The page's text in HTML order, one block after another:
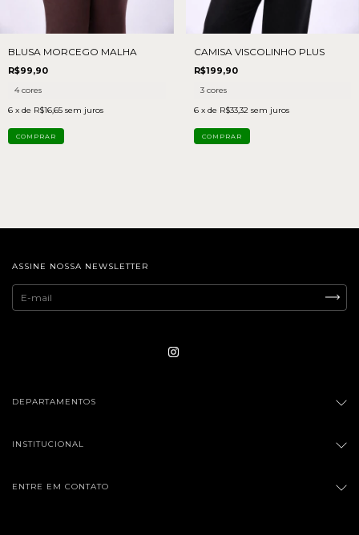
BLUSA MORCEGO MALHA
R$99,90
4 cores
6 x de R$16,65 sem juros
COMPRAR
CAMISA VISCOLINHO PLUS
R$199,90
3 cores
6 x de R$33,32 sem juros
COMPRAR
ASSINE NOSSA NEWSLETTER
DEPARTAMENTOS
INSTITUCIONAL
ENTRE EM CONTATO